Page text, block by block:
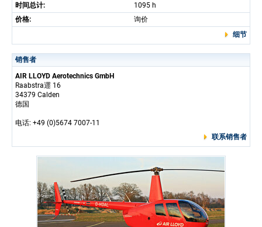
时间总计:
1095 h
价格:
询价
细节
销售者
AIR LLOYD Aerotechnics GmbH
Raabstra遝 16
34379 Calden
德国
电话: +49 (0)5674 7007-11
联系销售者